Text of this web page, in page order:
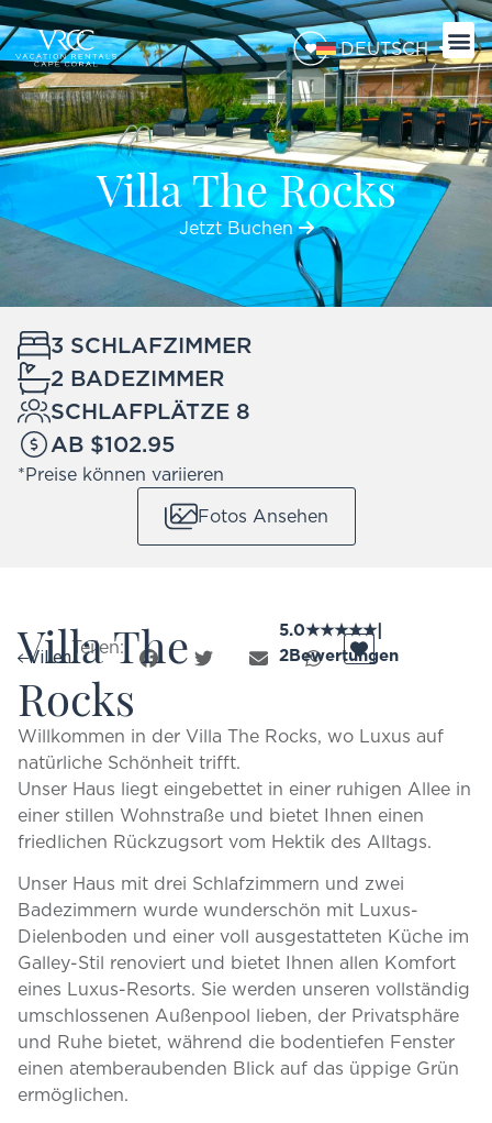
DEUTSCH
Villa The Rocks
Jetzt Buchen
3 SCHLAFZIMMER
2 BADEZIMMER
SCHLAFPLÄTZE 8
AB $102.95
*Preise können variieren
Fotos Ansehen
VillenTeilen:
Villa The
Rocks
5.0★★★★★|
2Bewertungen
Willkommen in der Villa The Rocks, wo Luxus auf
natürliche Schönheit trifft.
Unser Haus liegt eingebettet in einer ruhigen Allee in
einer stillen Wohnstraße und bietet Ihnen einen
friedlichen Rückzugsort vom Hektik des Alltags.
Unser Haus mit drei Schlafzimmern und zwei
Badezimmern wurde wunderschön mit Luxus-
Dielenboden und einer voll ausgestatteten Küche im
Galley-Stil renoviert und bietet Ihnen allen Komfort
eines Luxus-Resorts. Sie werden unseren vollständig
umschlossenen Außenpool lieben, der Privatsphäre
und Ruhe bietet, während die bodentiefen Fenster
einen atemberaubenden Blick auf das üppige Grün
ermöglichen.